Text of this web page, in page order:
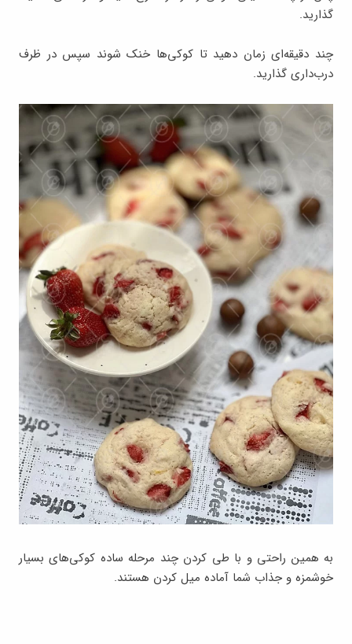
گذارید.
چند دقیقه‌ای زمان دهید تا کوکی‌ها خنک شوند سپس در ظرف
درب‌داری گذارید.
به همین راحتی و با طی کردن چند مرحله ساده کوکی‌های بسیار
خوشمزه و جذاب شما آماده میل کردن هستند.